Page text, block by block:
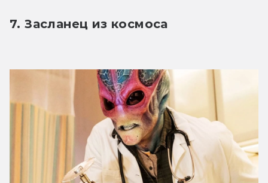
7. Засланец из космоса